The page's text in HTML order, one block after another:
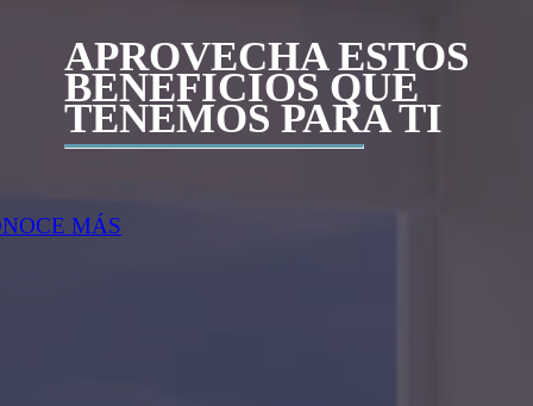
APROVECHA ESTOS
BENEFICIOS QUE
TENEMOS PARA TI
MÁS